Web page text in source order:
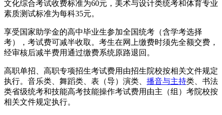
文化综合考试收费标准为60元，美术与设计类统考和体育专业
素质测试标准为每科35元。
享受国家助学金的高中毕业生参加全国统考（含学考选择
考），考试费可减半收取。考生在网上缴费时须先全额交费，
经审核后减半费用通过缴费系统原路退回。
高职单招、高职专项招生考试费用由招生院校按相关文件规定
执行。音乐类、舞蹈类、表（导）演类、 播音与主持类、书法
类省级统考和技能高考技能操作考试费用由主（组）考院校按
相关文件规定执行。